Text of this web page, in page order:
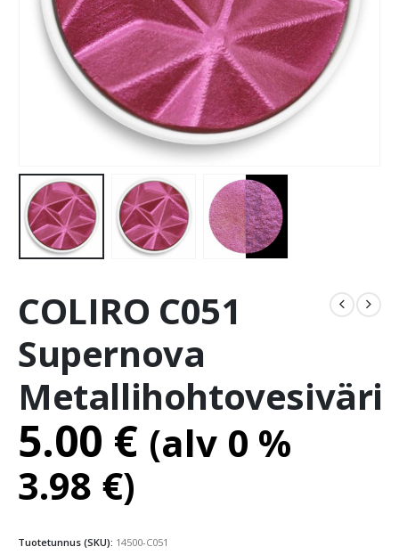
COLIRO C051
Supernova
Metallihohtovesiväri
5.00 € (alv 0 %
3.98 €)
Tuotetunnus (SKU): 14500-C051